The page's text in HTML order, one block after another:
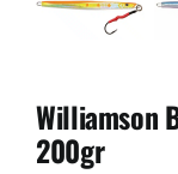
Williamson
200gr